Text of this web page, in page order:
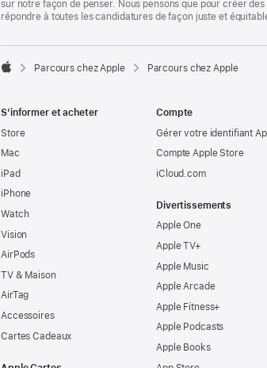
sur notre façon de penser. Nous pensons que pour créer
répondre à toutes les candidatures de façon juste et

Parcours chez Apple Parcours chez Apple
S’informer et acheter
Store
Mac
iPad
iPhone
Watch
Vision
AirPods
TV & Maison
AirTag
Accessoires
Cartes Cadeaux
Compte
Gérer votre identifiant
Compte Apple Store
iCloud.com
Divertissements
Apple One
Apple TV+
Apple Music
Apple Arcade
Apple Fitness+
Apple Podcasts
Apple Books